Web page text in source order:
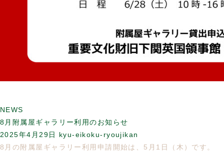
NEWS
8月附属屋ギャラリー利用のお知らせ
2025年4月29日
kyu-eikoku-ryoujikan
8月の附属屋ギャラリー利用申請開始は、5月1日（木）です。